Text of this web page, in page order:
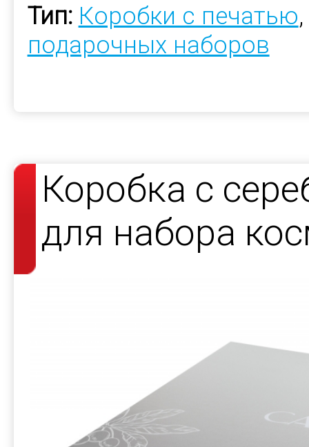
Тип: Коробки с печатью,
подарочных наборов
Коробка с
для набора